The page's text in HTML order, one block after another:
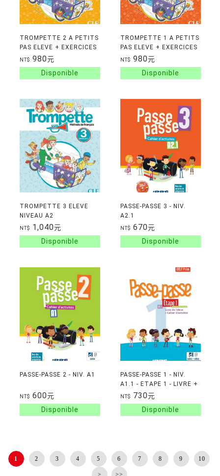
TROMPETTE 2 A PETITS
PAS ELEVE + EXERCICES
NIVEAU A1.1
NT$ 980元
TROMPETTE 1 A PETITS
PAS ELEVE + EXERCICES
NIVEAU A1.1
NT$ 980元
TROMPETTE 3 ELEVE
NIVEAU A2
NT$ 1,040元
PASSE-PASSE 3 - NIV.
A2.1
NT$ 670元
PASSE-PASSE 2 - NIV. A1
NT$ 600元
PASSE-PASSE 1 - NIV.
A1.1 - ETAPE 1 - LIVRE +
CAHIER + DIDIERFLE.APP
NT$ 730元
1 2 3 4 5 6 7 8 9 10
> >>